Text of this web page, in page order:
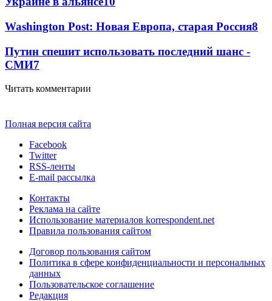
Washington Post: Новая Европа, старая Россия8
Путин спешит использовать последний шанс -
СМИ7
Читать комментарии
Полная версия сайта
Facebook
Twitter
RSS-ленты
E-mail рассылка
Контакты
Реклама на сайте
Использование материалов korrespondent.net
Правила пользования сайтом
Договор пользования сайтом
Политика в сфере конфиденциальности и персональных
данных
Пользовательское соглашение
Редакция